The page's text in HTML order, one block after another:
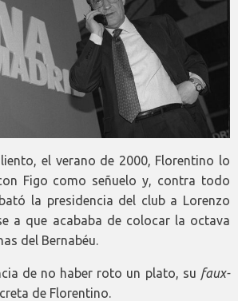
el verano de 2000, Florentino lo
Figo como señuelo y, contra todo
la presidencia del club a Lorenzo
a que acababa de colocar la octava
del Bernabéu.
de no haber roto un plato, su faux-
de Florentino.